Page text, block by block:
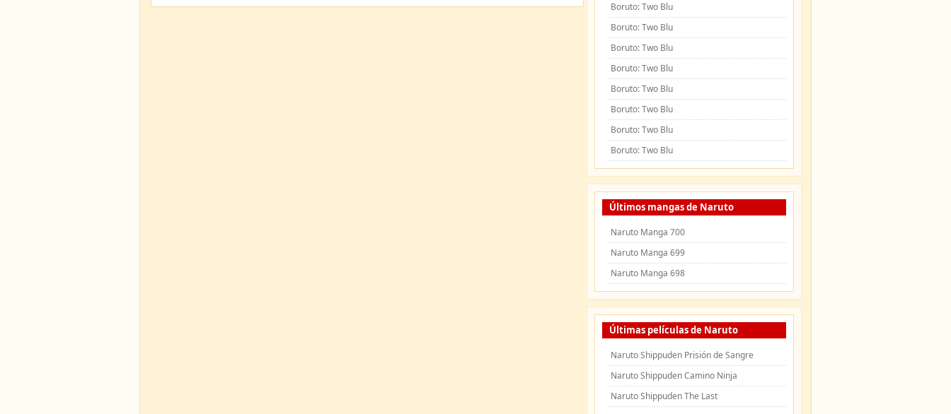
Boruto: Two Blu
Boruto: Two Blu
Boruto: Two Blu
Boruto: Two Blu
Boruto: Two Blu
Boruto: Two Blu
Boruto: Two Blu
Boruto: Two Blu
Últimos mangas de Naruto
Naruto Manga 700
Naruto Manga 699
Naruto Manga 698
Últimas películas de Naruto
Naruto Shippuden Prisión de Sangre
Naruto Shippuden Camino Ninja
Naruto Shippuden The Last